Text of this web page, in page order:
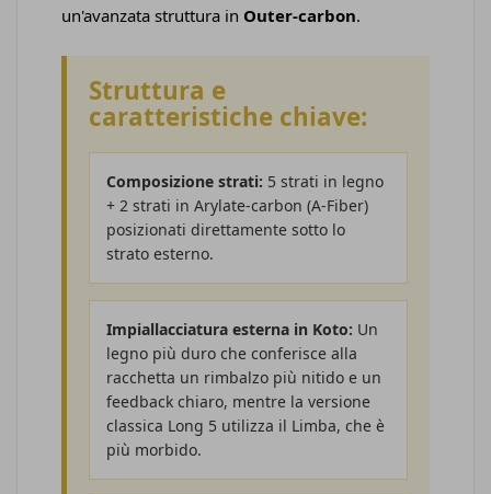
un'avanzata struttura in Outer-carbon.
Struttura e
caratteristiche chiave:
Composizione strati: 5 strati in legno
+ 2 strati in Arylate-carbon (A-Fiber)
posizionati direttamente sotto lo
strato esterno.
Impiallacciatura esterna in Koto: Un
legno più duro che conferisce alla
racchetta un rimbalzo più nitido e un
feedback chiaro, mentre la versione
classica Long 5 utilizza il Limba, che è
più morbido.